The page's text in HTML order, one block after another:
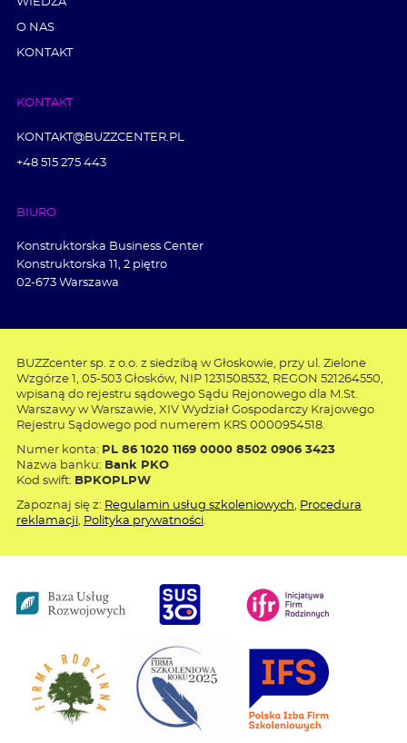
O NAS
KONTAKT
KONTAKT
KONTAKT@BUZZCENTER.PL
+48 515 275 443
BIURO
Konstruktorska Business Center
Konstruktorska 11, 2 piętro
02-673 Warszawa
BUZZcenter sp. z o.o. z siedzibą w Głoskowie, przy ul. Zielone
Wzgórze 1, 05-503 Głosków, NIP 1231508532, REGON 521264550,
wpisaną do rejestru sądowego Sądu Rejonowego dla M.St.
Warszawy w Warszawie, XIV Wydział Gospodarczy Krajowego
Rejestru Sądowego pod numerem KRS 0000954518.
Numer konta: PL 86 1020 1169 0000 8502 0906 3423
Nazwa banku: Bank PKO
Kod swift: BPKOPLPW
Zapoznaj się z: Regulamin usług szkoleniowych, Procedura
reklamacji, Polityka prywatności.